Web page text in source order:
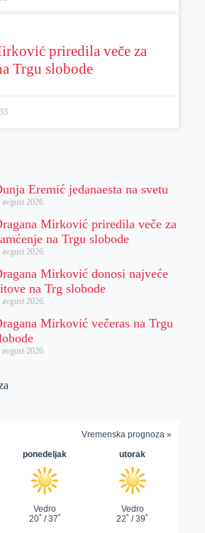
priredila veče za
Trgu slobode
Eremić jedanaesta na svetu
avgust 2026.
Mirković priredila veče za
na Trgu slobode
avgust 2026.
Mirković donosi najveće
na Trg slobode
avgust 2026.
Mirković večeras na Trgu
avgust 2026.